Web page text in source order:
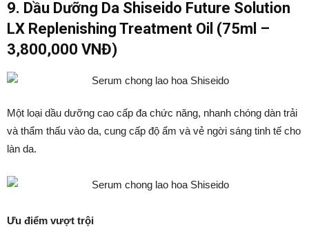
9. Dầu Dưỡng Da Shiseido Future Solution
LX Replenishing Treatment Oil (75ml –
3,800,000 VNĐ)
Một loại dầu dưỡng cao cấp đa chức năng, nhanh chóng dàn trải
và thẩm thấu vào da, cung cấp độ ẩm và vẻ ngời sáng tinh tế cho
làn da.
Ưu điểm vượt trội